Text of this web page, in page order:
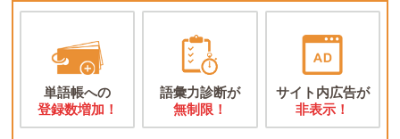
単語帳への
登録数増加！
語彙力診断が
無制限！
サイト内広告が
非表示！